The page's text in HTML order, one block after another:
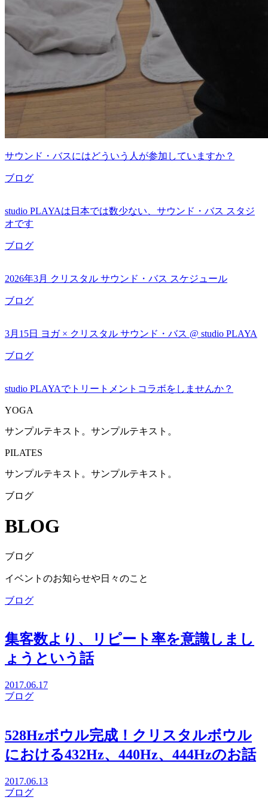
サウンド・バスにはどういう人が参加していますか？
ブログ
studio PLAYAは日本では数少ない、サウンド・バス スタジ
オです
ブログ
2026年3月 クリスタル サウンド・バス スケジュール
ブログ
3月15日 ヨガ × クリスタル サウンド・バス @ studio PLAYA
ブログ
studio PLAYAでトリートメントコラボをしませんか？
YOGA
サンプルテキスト。サンプルテキスト。
PILATES
サンプルテキスト。サンプルテキスト。
ブログ
BLOG
ブログ
イベントのお知らせや日々のこと
ブログ
集客数より、リピート率を意識しまし
ょうという話
2017.06.17
ブログ
528Hzボウル完成！クリスタルボウル
における432Hz、440Hz、444Hzのお話
2017.06.13
ブログ